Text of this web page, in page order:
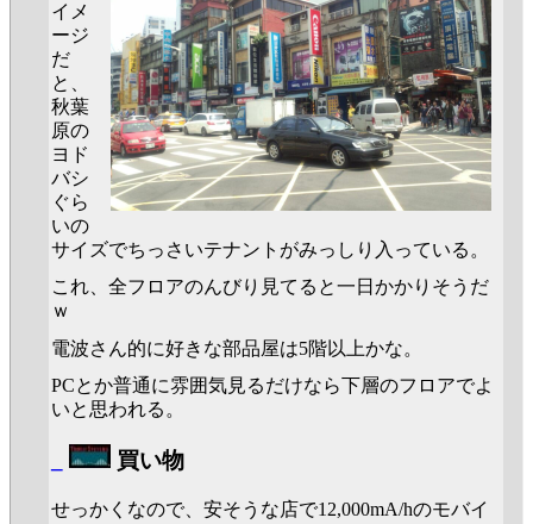
イメ
ージ
だ
と、
秋葉
原の
ヨド
バシ
ぐら
いの
サイズでちっさいテナントがみっしり入っている。
これ、全フロアのんびり見てると一日かかりそうだ
ｗ
電波さん的に好きな部品屋は5階以上かな。
PCとか普通に雰囲気見るだけなら下層のフロアでよ
いと思われる。
買い物
せっかくなので、安そうな店で12,000mA/hのモバイ